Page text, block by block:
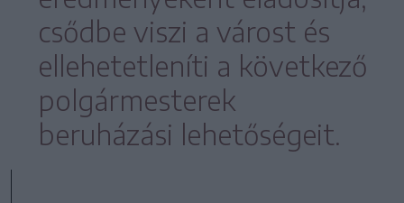
csődbe viszi a várost és
ellehetetleníti a következő
polgármesterek
beruházási lehetőségeit.